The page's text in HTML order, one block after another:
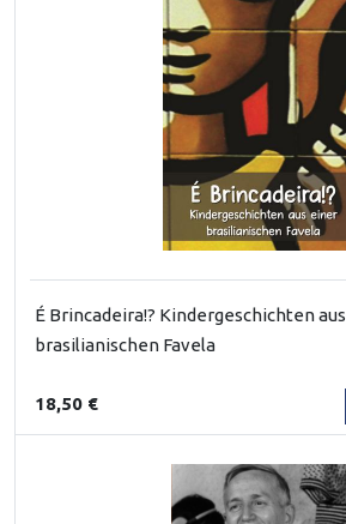
É Brincadeira!? Kindergeschichten
brasilianischen Favela
18,50 €